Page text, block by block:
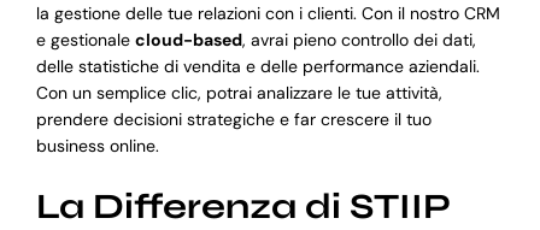
la gestione delle tue relazioni con i clienti. Con il nostro CRM
e gestionale cloud-based, avrai pieno controllo dei dati,
delle statistiche di vendita e delle performance aziendali.
Con un semplice clic, potrai analizzare le tue attività,
prendere decisioni strategiche e far crescere il tuo
business online.
La Differenza di STIIP